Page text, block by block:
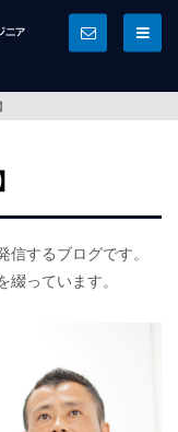
するブログです。
っています。